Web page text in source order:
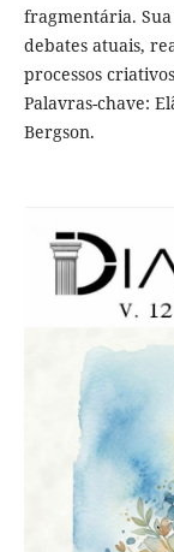
fragmentária. Sua
debates atuais,
processos
Palavras-chave:
Bergson.